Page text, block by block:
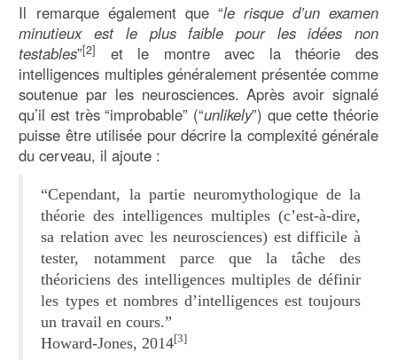
Il remarque également que “le risque d’un examen
minutieux est le plus faible pour les idées non
testables”[2]
et le montre avec la théorie des
intelligences multiples généralement présentée comme
soutenue par les neurosciences. Après avoir signalé
qu’il est très “improbable” (“unlikely”) que cette théorie
puisse être utilisée pour décrire la complexité générale
du cerveau, il ajoute :
“Cependant, la partie neuromythologique de la
théorie des intelligences multiples (c’est-à-dire,
sa relation avec les neurosciences) est difficile à
tester, notamment parce que la tâche des
théoriciens des intelligences multiples de définir
les types et nombres d’intelligences est toujours
un travail en cours.”
Howard-Jones, 2014[3]